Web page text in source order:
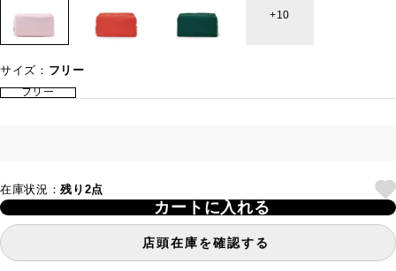
10
サイズ： フリー
フリー
在庫状況：残り2点
カートに入れる
店頭在庫を確認する